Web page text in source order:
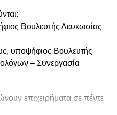
Βουλευτής Λευκωσίας
υποψήφιος Βουλευτής
– Συνεργασία
επιχειρήματα σε πέντε